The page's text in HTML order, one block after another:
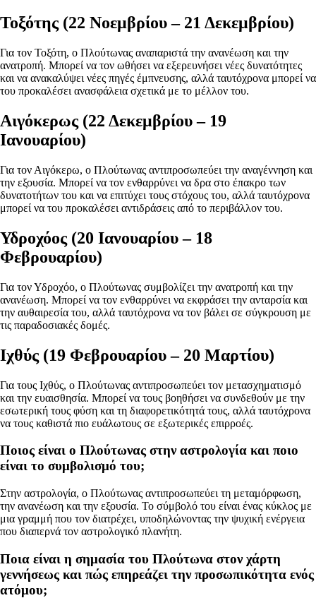
Τοξότης (22 Νοεμβρίου – 21 Δεκεμβρίου)
Για τον Τοξότη, ο Πλούτωνας αναπαριστά την ανανέωση και την
ανατροπή. Μπορεί να τον ωθήσει να εξερευνήσει νέες δυνατότητες
και να ανακαλύψει νέες πηγές έμπνευσης, αλλά ταυτόχρονα μπορεί να
του προκαλέσει ανασφάλεια σχετικά με το μέλλον του.
Αιγόκερως (22 Δεκεμβρίου – 19
Ιανουαρίου)
Για τον Αιγόκερω, ο Πλούτωνας αντιπροσωπεύει την αναγέννηση και
την εξουσία. Μπορεί να τον ενθαρρύνει να δρα στο έπακρο των
δυνατοτήτων του και να επιτύχει τους στόχους του, αλλά ταυτόχρονα
μπορεί να του προκαλέσει αντιδράσεις από το περιβάλλον του.
Υδροχόος (20 Ιανουαρίου – 18
Φεβρουαρίου)
Για τον Υδροχόο, ο Πλούτωνας συμβολίζει την ανατροπή και την
ανανέωση. Μπορεί να τον ενθαρρύνει να εκφράσει την ανταρσία και
την αυθαιρεσία του, αλλά ταυτόχρονα να τον βάλει σε σύγκρουση με
τις παραδοσιακές δομές.
Ιχθύς (19 Φεβρουαρίου – 20 Μαρτίου)
Για τους Ιχθύς, ο Πλούτωνας αντιπροσωπεύει τον μετασχηματισμό
και την ευαισθησία. Μπορεί να τους βοηθήσει να συνδεθούν με την
εσωτερική τους φύση και τη διαφορετικότητά τους, αλλά ταυτόχρονα
να τους καθιστά πιο ευάλωτους σε εξωτερικές επιρροές.
Ποιος είναι ο Πλούτωνας στην αστρολογία και ποιο
είναι το συμβολισμό του;
Στην αστρολογία, ο Πλούτωνας αντιπροσωπεύει τη μεταμόρφωση,
την ανανέωση και την εξουσία. Το σύμβολό του είναι ένας κύκλος με
μια γραμμή που τον διατρέχει, υποδηλώνοντας την ψυχική ενέργεια
που διαπερνά τον αστρολογικό πλανήτη.
Ποια είναι η σημασία του Πλούτωνα στον χάρτη
γεννήσεως και πώς επηρεάζει την προσωπικότητα ενός
ατόμου;